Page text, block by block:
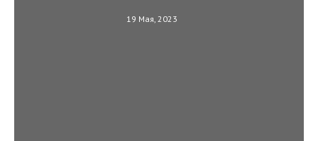
19 Мая, 2023